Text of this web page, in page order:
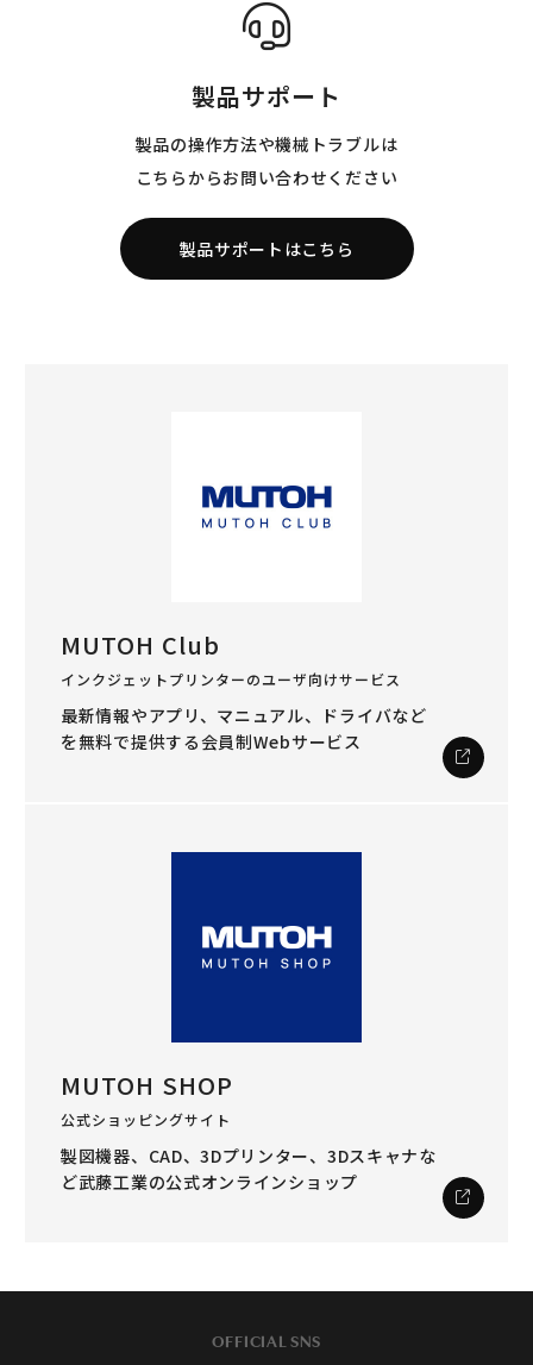
製品サポート
製品の操作方法や機械トラブルは
こちらからお問い合わせください
製品サポートはこちら
MUTOH Club
インクジェットプリンターのユーザ向けサービス
最新情報やアプリ、マニュアル、ドライバなど
を無料で提供する会員制Webサービス
MUTOH SHOP
公式ショッピングサイト
製図機器、CAD、3Dプリンター、3Dスキャナな
ど武藤工業の公式オンラインショップ
OFFICIAL SNS